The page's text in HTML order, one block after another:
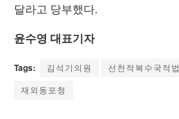
달라고 당부했다.
윤수영 대표기자
Tags: 김석기의원 선천적복수국적법
재외동포청